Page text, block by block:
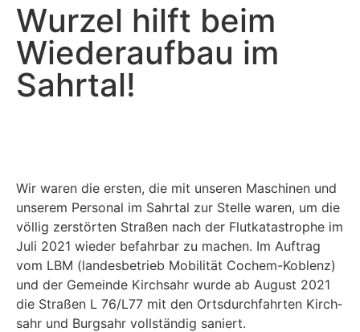
Wur­zel hilft beim
Wie­der­auf­bau im
Sahrtal!
Wir waren die ers­ten, die mit unse­ren Maschi­nen und
unse­rem Per­so­nal im Sahrtal zur Stel­le waren, um die
völ­lig zer­stör­ten Stra­ßen nach der Flut­ka­ta­stro­phe im
Juli 2021 wie­der befahr­bar zu machen. Im Auf­trag
vom LBM (lan­des­be­trieb Mobi­li­tät Cochem-Koblenz)
und der Gemein­de Kirch­sahr wur­de ab August 2021
die Stra­ßen L 76/L77 mit den Orts­durch­fahr­ten Kirch­
sahr und Burg­sahr voll­stän­dig saniert.